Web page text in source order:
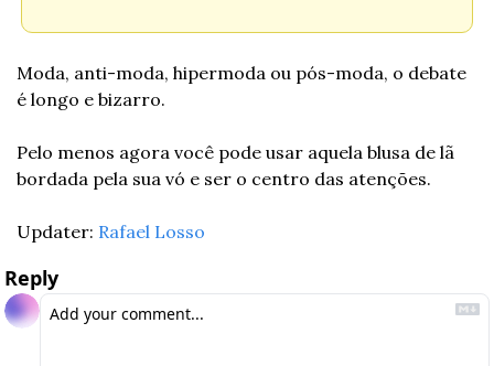
Moda, anti-moda, hipermoda ou pós-moda, o debate
é longo e bizarro.
Pelo menos agora você pode usar aquela blusa de lã
bordada pela sua vó e ser o centro das atenções.
Updater: Rafael Losso
Reply